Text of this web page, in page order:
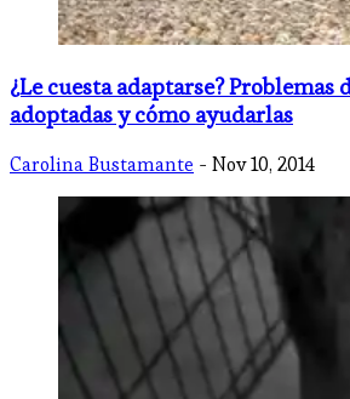
¿Le cuesta adaptarse? Problemas
adoptadas y cómo ayudarlas
Carolina Bustamante - Nov 10, 2014